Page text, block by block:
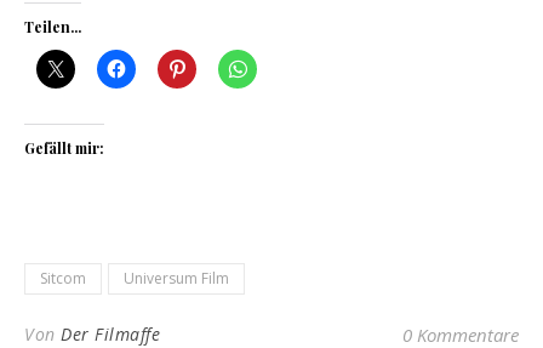
Teilen...
Gefällt mir:
Sitcom Universum Film
Von Der Filmaffe 0 Kommentare